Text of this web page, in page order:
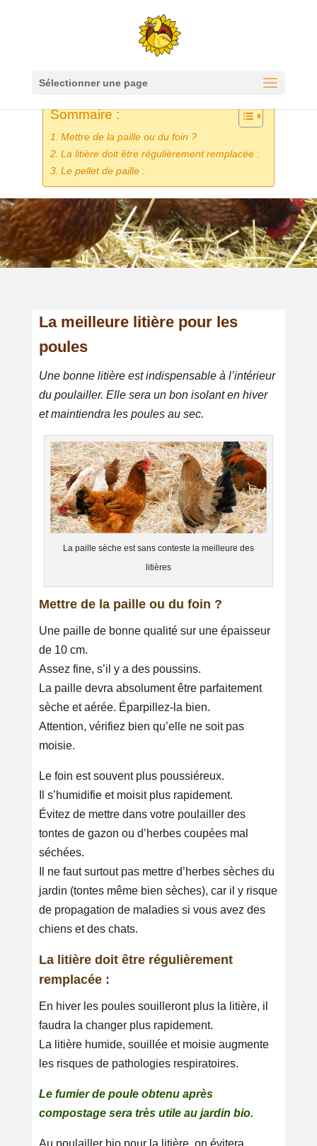
Sélectionner une page
Sommaire :
Mettre de la paille ou du foin ?
La litière doit être régulièrement remplacée :
Le pellet de paille :
La meilleure litière pour les
poules
Une bonne litière est indispensable à l’intérieur
du poulailler. Elle sera un bon isolant en hiver
et maintiendra les poules au sec.
La paille sèche est sans conteste la meilleure des
litières
Mettre de la paille ou du foin ?
Une paille de bonne qualité sur une épaisseur
de 10 cm.
Assez fine, s’il y a des poussins.
La paille devra absolument être parfaitement
sèche et aérée. Éparpillez-la bien.
Attention, vérifiez bien qu’elle ne soit pas
moisie.
Le foin est souvent plus poussiéreux.
Il s’humidifie et moisit plus rapidement.
Évitez de mettre dans votre poulailler des
tontes de gazon ou d’herbes coupées mal
séchées.
Il ne faut surtout pas mettre d’herbes sèches du
jardin (tontes même bien sèches), car il y risque
de propagation de maladies si vous avez des
chiens et des chats.
La litière doit être régulièrement
remplacée :
En hiver les poules souilleront plus la litière, il
faudra la changer plus rapidement.
La litière humide, souillée et moisie augmente
les risques de pathologies respiratoires.
Le fumier de poule obtenu après
compostage sera très utile au jardin bio.
Au poulailler bio pour la litière, on évitera